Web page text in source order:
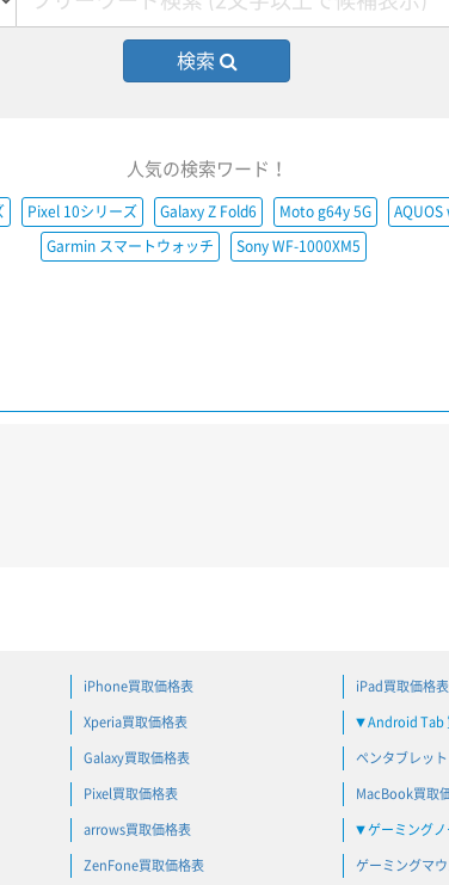
検索
人気の検索ワード！
Pixel 10シリーズ Galaxy Z Fold6 Moto g64y 5G AQUOS
Garmin スマートウォッチ Sony WF-1000XM5
iPhone買取価格表
Xperia買取価格表
Galaxy買取価格表
Pixel買取価格表
arrows買取価格表
ZenFone買取価格表
iPad買取価格表
▼ Android Tab
ペンタブレッ
MacBook買取
▼ ゲーミング
ゲーミングマ